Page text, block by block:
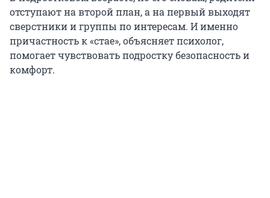
отступают на второй план, а на первый выходят
сверстники и группы по интересам. И именно
причастность к «стае», объясняет психолог,
помогает чувствовать подростку безопасность и
комфорт.